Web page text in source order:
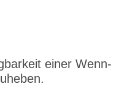
einer Wenn-